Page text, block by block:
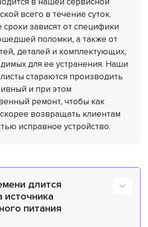
всего в течение суток.
сроки зависят от специфики
поломки, а также от
деталей и комплектующих,
для ее устранения. Наши
стараются производить
и при этом
ремонт, чтобы как
возвращать клиентам
исправное устройство.
длится
источника
питания